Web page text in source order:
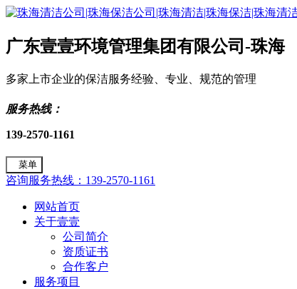
广东壹壹环境管理集团有限公司-珠海
多家上市企业的保洁服务经验、专业、规范的管理
服务热线：
139-2570-1161
菜单
咨询服务热线：139-2570-1161
网站首页
关于壹壹
公司简介
资质证书
合作客户
服务项目